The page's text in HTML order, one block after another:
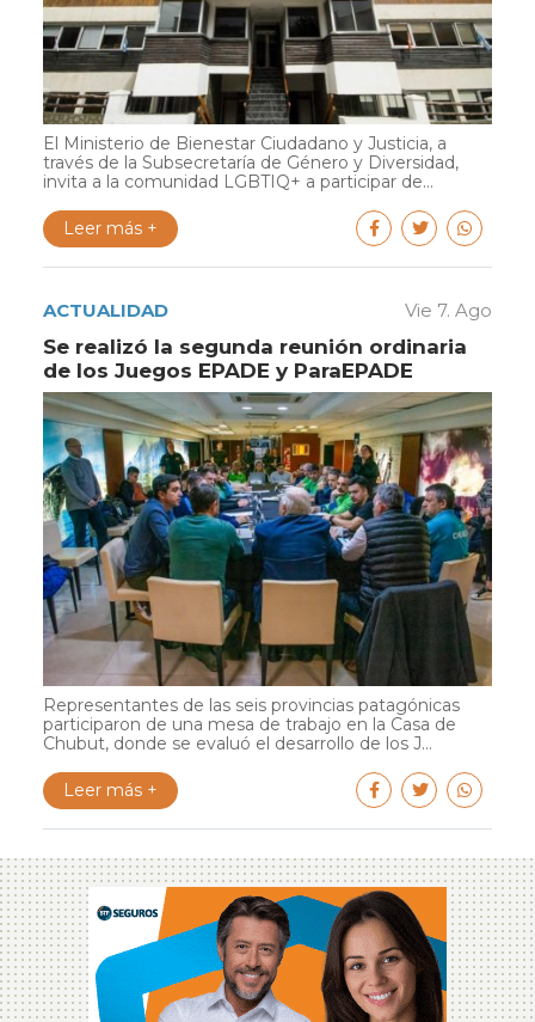
El Ministerio de Bienestar Ciudadano y Justicia, a
través de la Subsecretaría de Género y Diversidad,
invita a la comunidad LGBTIQ+ a participar de...
Leer más +
ACTUALIDAD Vie 7. Ago
Se realizó la segunda reunión ordinaria
de los Juegos EPADE y ParaEPADE
Representantes de las seis provincias patagónicas
participaron de una mesa de trabajo en la Casa de
Chubut, donde se evaluó el desarrollo de los J...
Leer más +